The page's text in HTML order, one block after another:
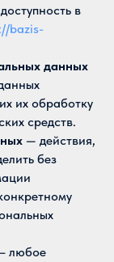
в
bazis-
данных
их обработку
средств.
— действия,
без
– любое